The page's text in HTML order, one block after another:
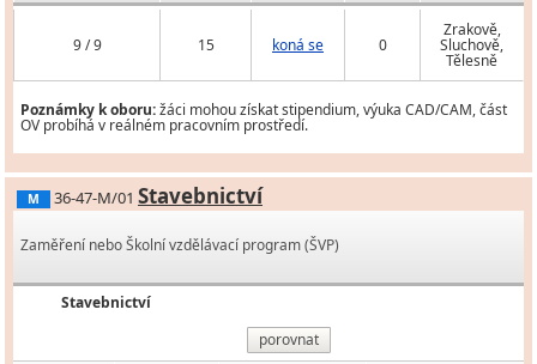
9 / 9 15 koná se 0
Zrakově,
Sluchově,
Tělesně
Poznámky k oboru:žáci mohou získat stipendium, výuka CAD/CAM, část
OV probíhá v reálném pracovním prostředí.
M 36-47-M/01 Stavebnictví
Zaměření nebo Školní vzdělávací program (ŠVP)
Stavebnictví
porovnat